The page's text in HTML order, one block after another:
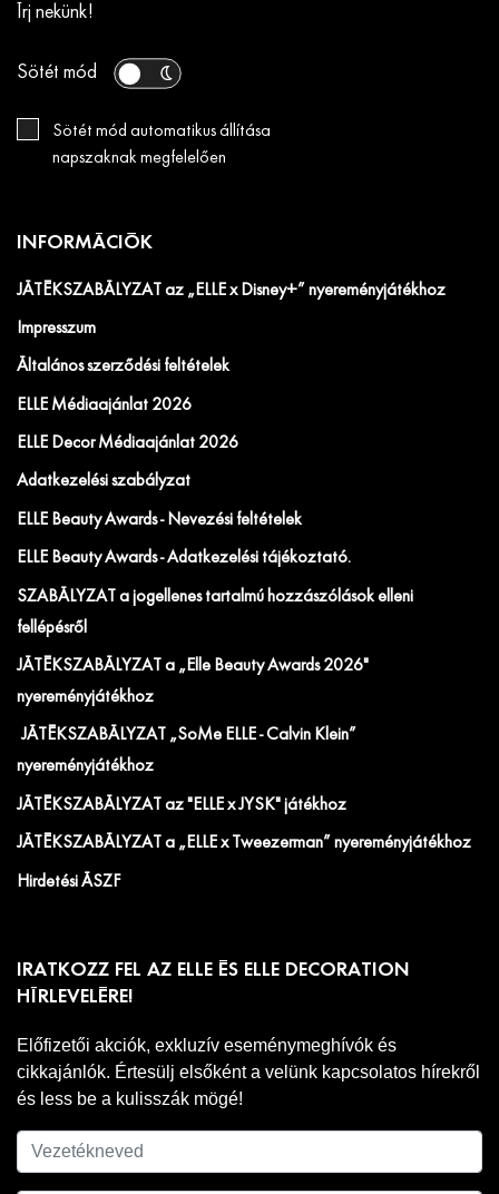
Írj nekünk!
Sötét mód
Sötét mód automatikus állítása
napszaknak megfelelően
INFORMÁCIÓK
JÁTÉKSZABÁLYZAT az „ELLE x Disney+” nyereményjátékhoz
Impresszum
Általános szerződési feltételek
ELLE Médiaajánlat 2026
ELLE Decor Médiaajánlat 2026
Adatkezelési szabályzat
ELLE Beauty Awards - Nevezési feltételek
ELLE Beauty Awards - Adatkezelési tájékoztató.
SZABÁLYZAT a jogellenes tartalmú hozzászólások elleni
fellépésről
JÁTÉKSZABÁLYZAT a „Elle Beauty Awards 2026"
nyereményjátékhoz
JÁTÉKSZABÁLYZAT „SoMe ELLE - Calvin Klein”
nyereményjátékhoz
JÁTÉKSZABÁLYZAT az "ELLE x JYSK" játékhoz
JÁTÉKSZABÁLYZAT a „ELLE x Tweezerman” nyereményjátékhoz
Hirdetési ÁSZF
IRATKOZZ FEL AZ ELLE ÉS ELLE DECORATION
HÍRLEVELÉRE!
Előfizetői akciók, exkluzív eseménymeghívók és
cikkajánlók. Értesülj elsőként a velünk kapcsolatos hírekről
és less be a kulisszák mögé!